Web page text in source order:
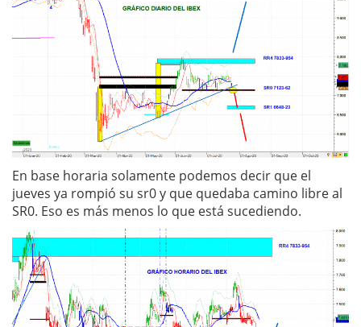
En base horaria solamente podemos decir que el
jueves ya rompió su sr0 y que quedaba camino libre al
SR0. Eso es más menos lo que está sucediendo.